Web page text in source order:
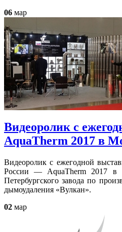
06 мар
Видеоролик с
AquaTherm 2017 в
Видеоролик с ежегодной
России — AquaTherm 2017 в
Петербургского завода по
дымоудаления «Вулкан».
02 мар